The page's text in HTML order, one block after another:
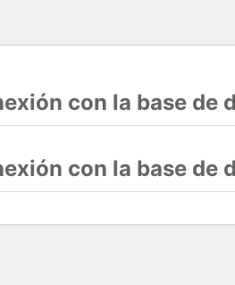
con la base de
con la base de